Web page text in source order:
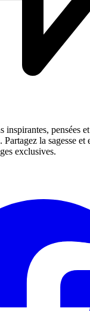
inspirantes, pensées
la sagesse et
exclusives.